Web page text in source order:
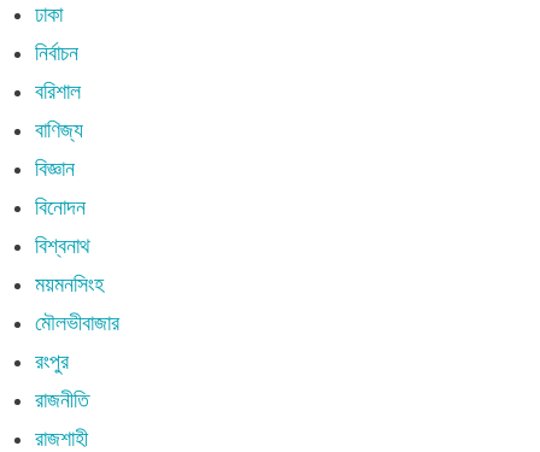
ঢাকা
নির্বাচন
বরিশাল
বাণিজ্য
বিজ্ঞান
বিনোদন
বিশ্বনাথ
ময়মনসিংহ
মৌলভীবাজার
রংপুর
রাজনীতি
রাজশাহী